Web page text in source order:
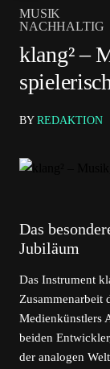
MUSIK
NACHHALTIG
klang² –
BY REDAKTION
Das
Jubiläum
Das Instrument
Zusammenarbeit
Medienkünstlers
beiden
der analogen